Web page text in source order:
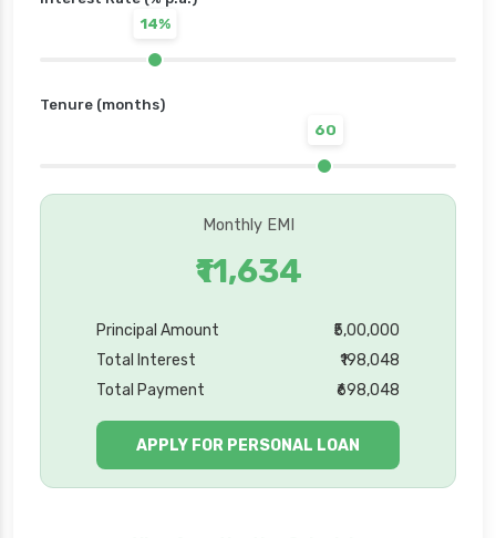
14%
Tenure (months)
60
Monthly EMI
₹11,634
Principal Amount
₹5,00,000
Total Interest
₹198,048
Total Payment
₹698,048
APPLY FOR PERSONAL LOAN